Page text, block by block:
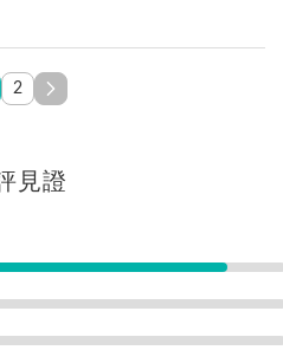
，若您有任何問題歡迎使用
纖建議餐前空腹補充，可同時跟
、珍珠粉一吃，不會相互衝突，
www.iyanni.com/54zl
2
見證